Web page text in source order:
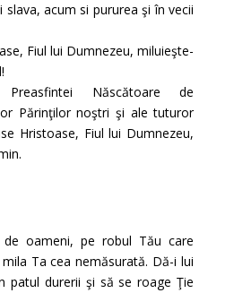
acum si pururea şi în vecii
Fiul lui Dumnezeu, miluieşte-
Preasfintei Născătoare de
Părinţilor noştri şi ale tuturor
Hristoase, Fiul lui Dumnezeu,
de oameni, pe robul Tău care
Ta cea nemăsurată. Dă-i lui
patul durerii şi să se roage Ţie